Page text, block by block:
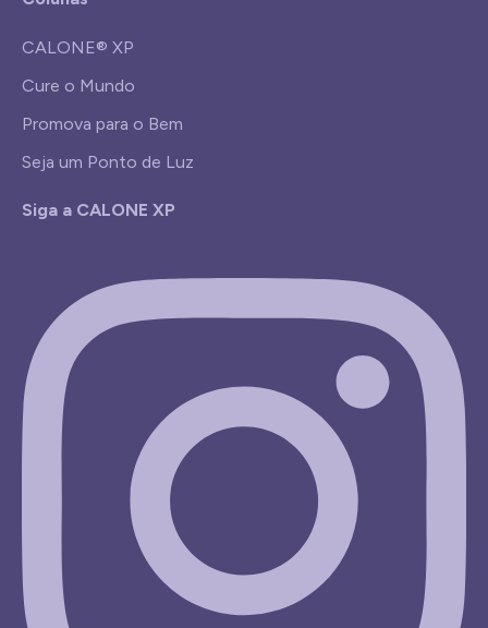
CALONE® XP
Cure o Mundo
Promova para o Bem
Seja um Ponto de Luz
Siga a CALONE XP